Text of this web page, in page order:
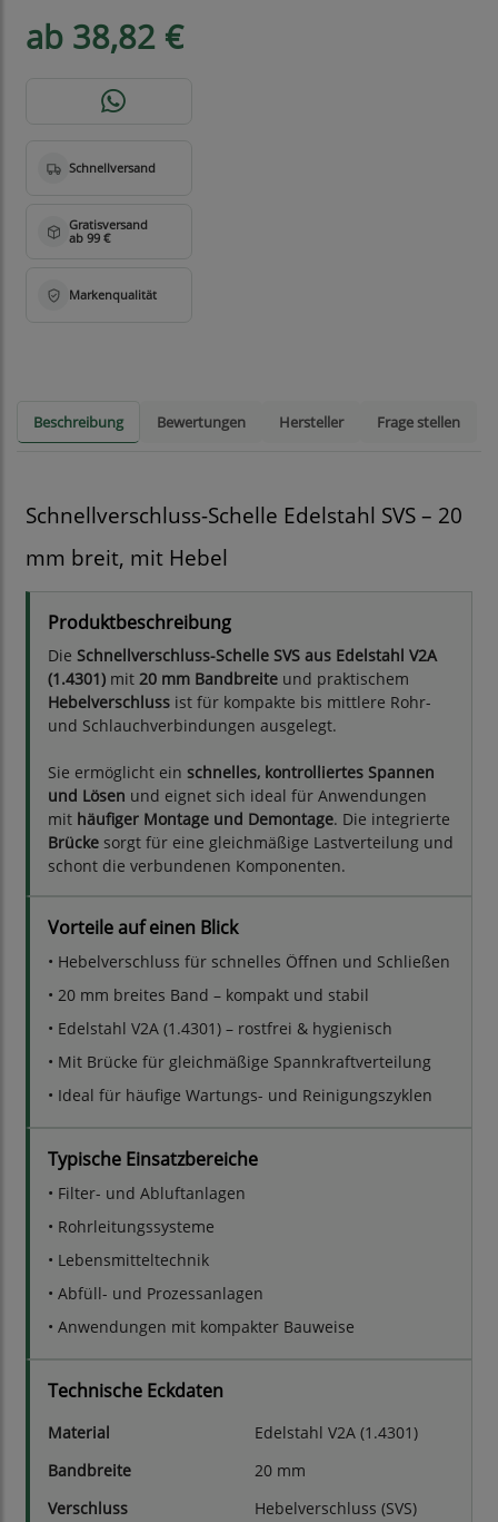
ab 38,82 €
Beschreibung Bewertungen Hersteller Frage stellen
Schnellverschluss-Schelle Edelstahl SVS – 20
mm breit, mit Hebel
Produktbeschreibung
Die Schnellverschluss-Schelle SVS aus Edelstahl V2A
(1.4301) mit 20 mm Bandbreite und praktischem
Hebelverschluss ist für kompakte bis mittlere Rohr-
und Schlauchverbindungen ausgelegt.
Sie ermöglicht ein schnelles, kontrolliertes Spannen
und Lösen und eignet sich ideal für Anwendungen
mit häufiger Montage und Demontage. Die integrierte
Brücke sorgt für eine gleichmäßige Lastverteilung und
schont die verbundenen Komponenten.
Vorteile auf einen Blick
• Hebelverschluss für schnelles Öffnen und Schließen
• 20 mm breites Band – kompakt und stabil
• Edelstahl V2A (1.4301) – rostfrei & hygienisch
• Mit Brücke für gleichmäßige Spannkraftverteilung
• Ideal für häufige Wartungs- und Reinigungszyklen
Typische Einsatzbereiche
• Filter- und Abluftanlagen
• Rohrleitungssysteme
• Lebensmitteltechnik
• Abfüll- und Prozessanlagen
• Anwendungen mit kompakter Bauweise
Technische Eckdaten
Material
Edelstahl V2A (1.4301)
Bandbreite
20 mm
Verschluss
Hebelverschluss (SVS)